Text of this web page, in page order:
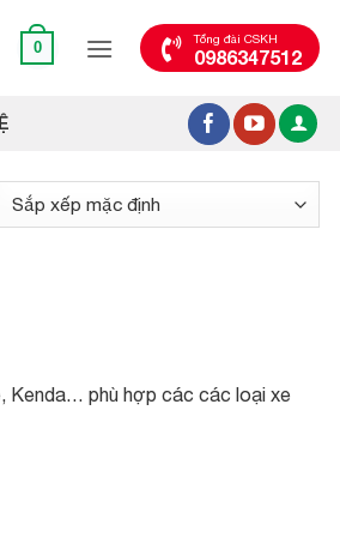
0
Tổng đài CSKH
0986347512
Kenda… phù hợp các các loại xe